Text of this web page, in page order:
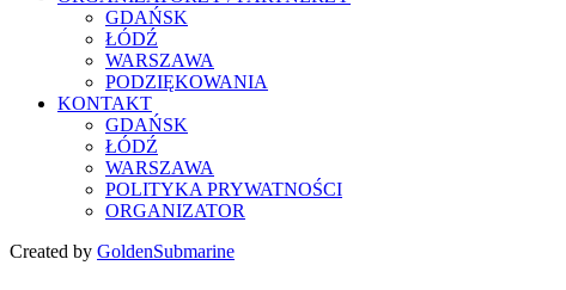
GDAŃSK
ŁÓDŹ
WARSZAWA
PODZIĘKOWANIA
KONTAKT
GDAŃSK
ŁÓDŹ
WARSZAWA
POLITYKA PRYWATNOŚCI
ORGANIZATOR
Created by GoldenSubmarine